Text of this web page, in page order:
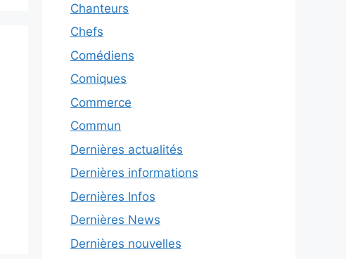
Chanteurs
Chefs
Comédiens
Comiques
Commerce
Commun
Dernières actualités
Dernières informations
Dernières Infos
Dernières News
Dernières nouvelles